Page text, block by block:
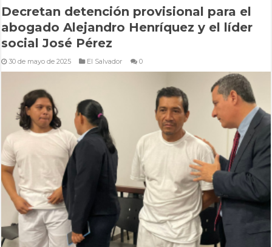
Decretan detención provisional para el
abogado Alejandro Henríquez y el líder
social José Pérez
30 de mayo de 2025 El Salvador 0